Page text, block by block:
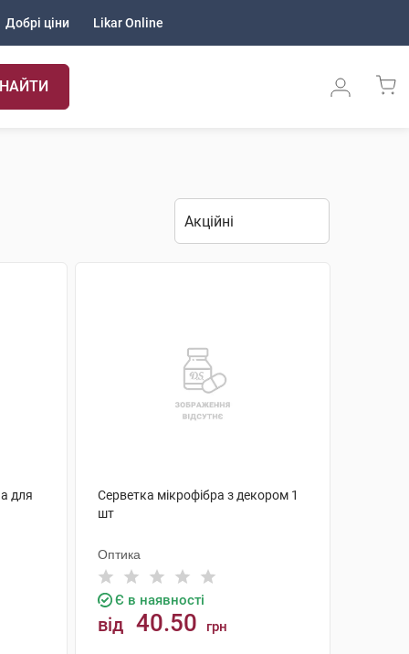
Добрі ціни Likar Online
для
Серветка мікрофібра з декором 1
шт
Оптика
Є в наявності
від 40.50 грн